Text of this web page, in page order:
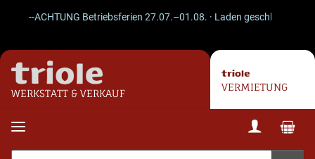
--ACHTUNG Betriebsferien 27.07.–01.08. · Laden geschlossen ·
WERKSTATT & VERKAUF
VERMIETUNG